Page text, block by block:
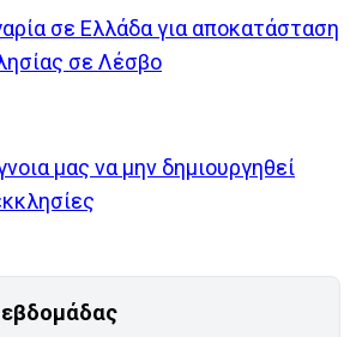
σε Ελλάδα για αποκατάσταση
σε Λέσβο
μας να μην δημιουργηθεί
εβδομάδας